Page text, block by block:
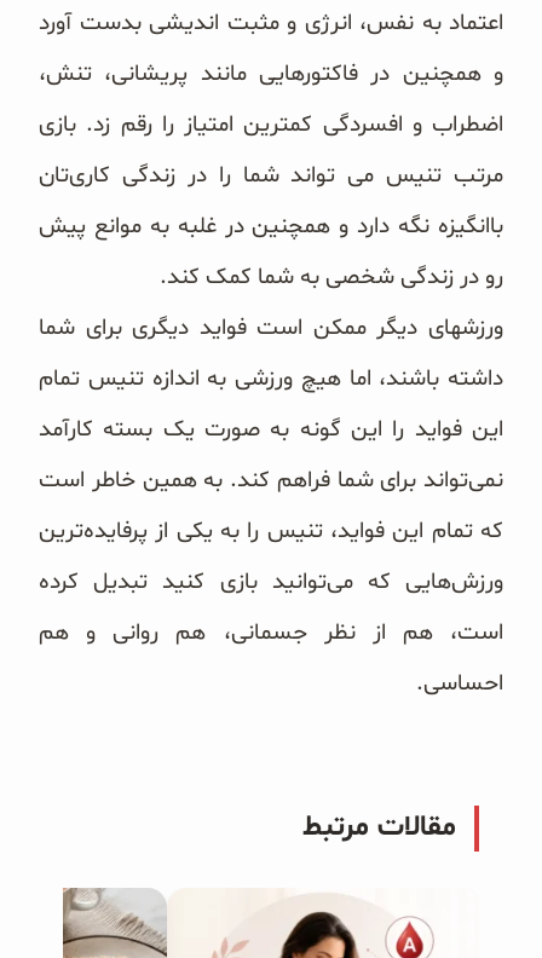
اعتماد به نفس، انرژی و مثبت اندیشی بدست آورد
و همچنین در فاکتورهایی مانند پریشانی، تنش،
اضطراب و افسردگی کمترین امتیاز را رقم زد. بازی
مرتب تنیس می تواند شما را در زندگی کاری‌تان
باانگیزه نگه دارد و همچنین در غلبه به موانع پیش
رو در زندگی شخصی به شما کمک کند.
ورزشهای دیگر ممکن است فواید دیگری برای شما
داشته باشند، اما هیچ ورزشی به اندازه تنیس تمام
این فواید را این گونه به صورت یک بسته کارآمد
نمی‌تواند برای شما فراهم کند. به همین خاطر است
که تمام این فواید، تنیس را به یکی از پرفایده‌ترین
ورزش‌هایی که می‌توانید بازی کنید تبدیل کرده
است، هم از نظر جسمانی، هم روانی و هم
احساسی.
مقالات مرتبط